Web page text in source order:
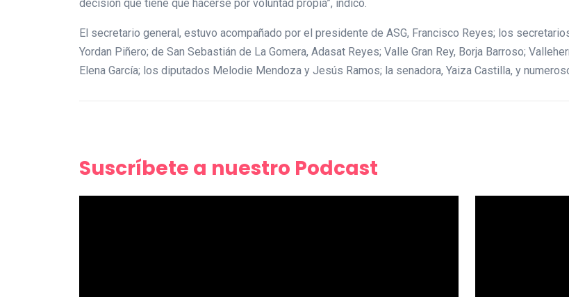
decisión que tiene que hacerse por voluntad propia”, indicó.
El secretario general, estuvo acompañado por el presidente de ASG, Francisco Reyes; los
Yordan Piñero; de San Sebastián de La Gomera, Adasat Reyes; Valle Gran Rey, Borja Barroso;
Elena García; los diputados Melodie Mendoza y Jesús Ramos; la senadora, Yaiza Castilla, y
Suscríbete a nuestro Podcast